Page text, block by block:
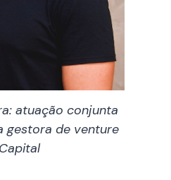
atuação conjunta
gestora de venture